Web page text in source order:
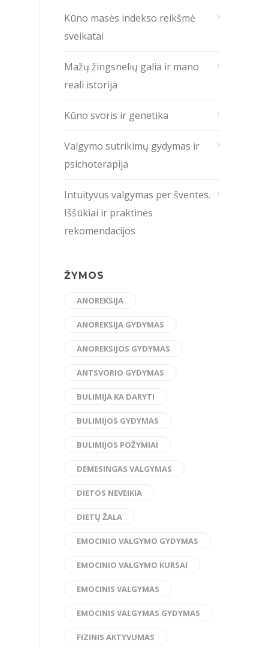
Kūno masės indekso reikšmė
sveikatai
Mažų žingsnelių galia ir mano
reali istorija
Kūno svoris ir genetika
Valgymo sutrikimų gydymas ir
psichoterapija
Intuityvus valgymas per šventes.
Iššūkiai ir praktinės
rekomendacijos
ŽYMOS
ANOREKSIJA
ANOREKSIJA GYDYMAS
ANOREKSIJOS GYDYMAS
ANTSVORIO GYDYMAS
BULIMIJA KA DARYTI
BULIMIJOS GYDYMAS
BULIMIJOS POŽYMIAI
DEMESINGAS VALGYMAS
DIETOS NEVEIKIA
DIETŲ ŽALA
EMOCINIO VALGYMO GYDYMAS
EMOCINIO VALGYMO KURSAI
EMOCINIS VALGYMAS
EMOCINIS VALGYMAS GYDYMAS
FIZINIS AKTYVUMAS